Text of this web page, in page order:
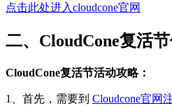
点击此处进入cloudcone官网
二、CloudCone复活
CloudCone复活节活动攻略：
1、首先，需要到 Cloudcone官网